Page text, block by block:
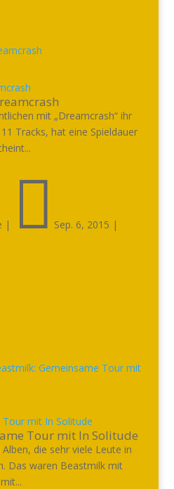
mit „Dreamcrash“ ihr
Tracks, hat eine Spieldauer
|  Sep. 6, 2015 |
mit In Solitude
Tour mit In Solitude
die sehr viele Leute in
Das waren Beastmilk mit